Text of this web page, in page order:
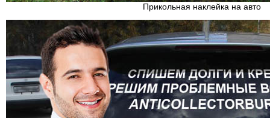
Прикольная наклейка на авто